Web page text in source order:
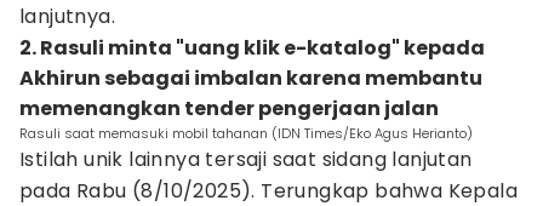
lanjutnya.
2. Rasuli minta "uang klik e-katalog" kepada
Akhirun sebagai imbalan karena membantu
memenangkan tender pengerjaan jalan
Rasuli saat memasuki mobil tahanan (IDN Times/Eko Agus Herianto)
Istilah unik lainnya tersaji saat sidang lanjutan
pada Rabu (8/10/2025). Terungkap bahwa Kepala